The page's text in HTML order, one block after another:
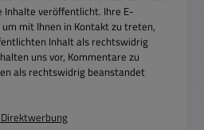
veröffentlicht. Ihre E-
mit Ihnen in Kontakt zu treten,
Inhalt als rechtswidrig
uns vor, Kommentare zu
als rechtswidrig beanstandet